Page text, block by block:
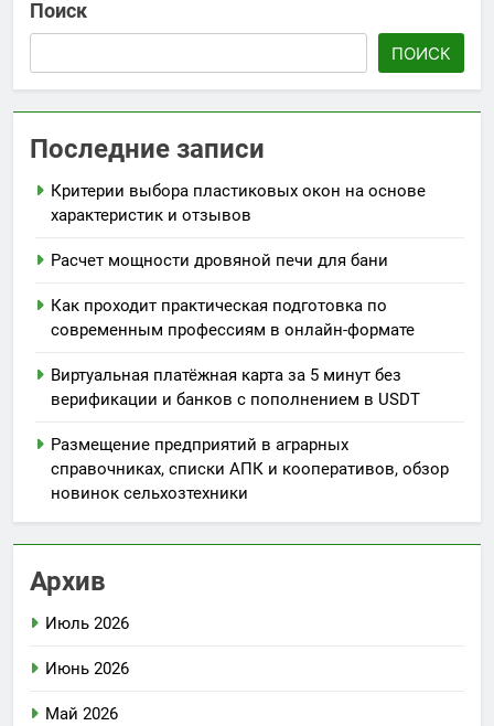
Поиск
ПОИСК
Последние записи
Критерии выбора пластиковых окон на основе
характеристик и отзывов
Расчет мощности дровяной печи для бани
Как проходит практическая подготовка по
современным профессиям в онлайн-формате
Виртуальная платёжная карта за 5 минут без
верификации и банков с пополнением в USDT
Размещение предприятий в аграрных
справочниках, списки АПК и кооперативов, обзор
новинок сельхозтехники
Архив
Июль 2026
Июнь 2026
Май 2026